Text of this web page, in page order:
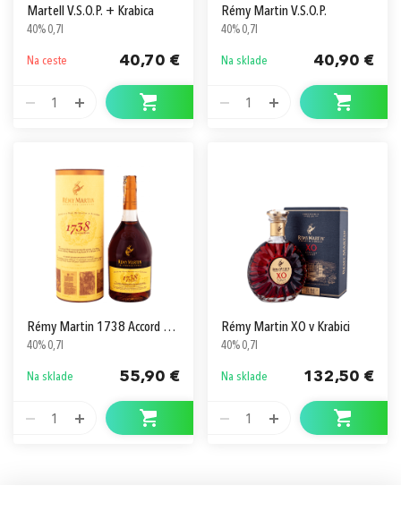
Martell V.S.O.P. + Krabica
40% 0,7l
Na ceste 40,70 €
1
Rémy Martin V.S.O.P.
40% 0,7l
Na sklade 40,90 €
1
Rémy Martin 1738 Accord Royal v Tube
40% 0,7l
Na sklade 55,90 €
1
Rémy Martin XO v Krabici
40% 0,7l
Na sklade 132,50 €
1